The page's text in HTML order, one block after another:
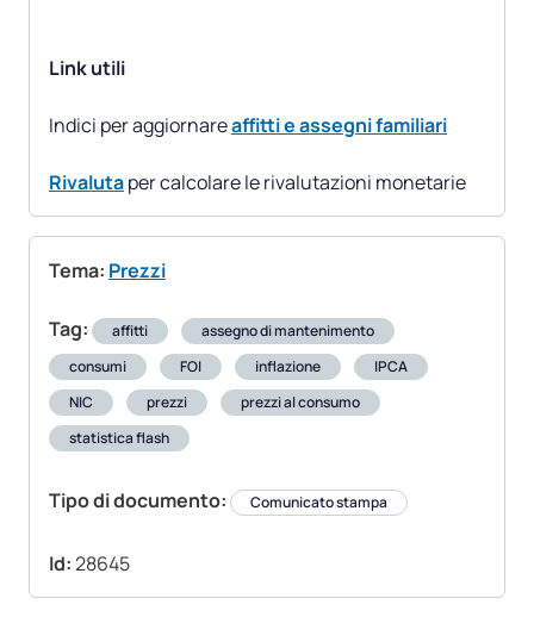
Link utili
Indici per aggiornareaffitti e assegni familiari
Rivalutaper calcolare le rivalutazioni monetarie
Tema: Prezzi
Tag: affitti
assegno di mantenimento
consumi
FOI inflazione
IPCA
NIC
prezzi
prezzi al consumo
statistica flash
Tipo di documento: Comunicato stampa
Id:28645